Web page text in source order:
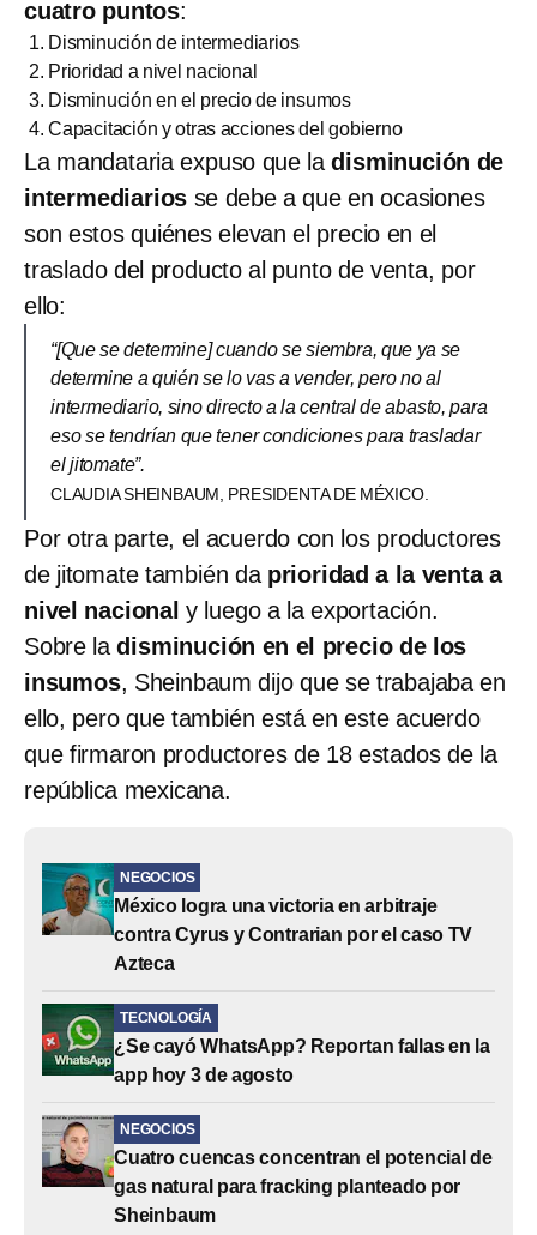
cuatro puntos:
Disminución de intermediarios
Prioridad a nivel nacional
Disminución en el precio de insumos
Capacitación y otras acciones del gobierno
La mandataria expuso que ladisminución de
intermediarios se debe a que en ocasiones
son estos quiénes elevan el precio en el
traslado del producto al punto de venta, por
ello:
“[Que se determine] cuando se siembra, que ya se
determine a quién se lo vas a vender, pero no al
intermediario, sino directo a la central de abasto, para
eso se tendrían que tener condiciones para trasladar
el jitomate”.
CLAUDIA SHEINBAUM, PRESIDENTA DE MÉXICO.
Por otra parte, el acuerdo con los productores
de jitomate también da prioridad a la venta a
nivel nacional y luego a la exportación.
Sobre ladisminución en el precio de los
insumos, Sheinbaum dijo que se trabajaba en
ello, pero que también está en este acuerdo
que firmaron productores de 18 estados de la
república mexicana.
NEGOCIOS
México logra una victoria en arbitraje
contra Cyrus y Contrarian por el caso TV
Azteca
TECNOLOGÍA
¿Se cayó WhatsApp? Reportan fallas en la
app hoy 3 de agosto
NEGOCIOS
Cuatro cuencas concentran el potencial de
gas natural para fracking planteado por
Sheinbaum